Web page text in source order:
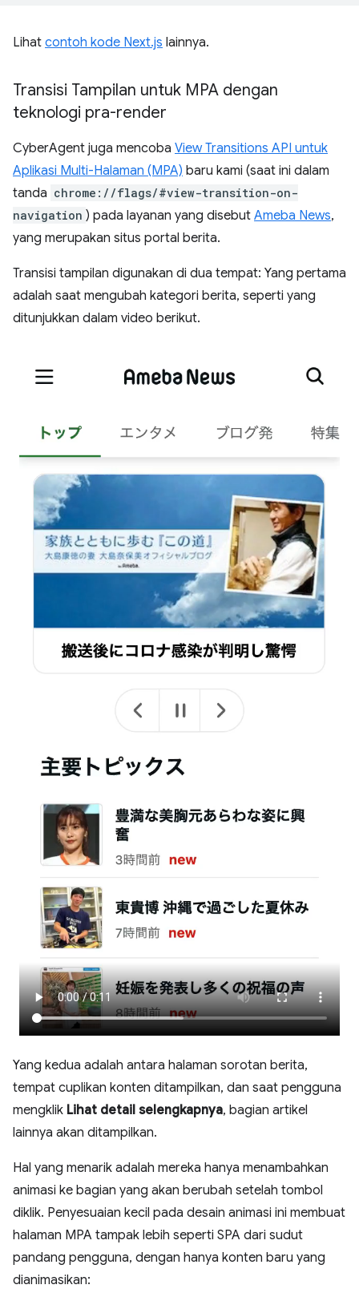
Lihat contoh kode Next.js lainnya.
Transisi Tampilan untuk MPA dengan
teknologi pra-render
CyberAgent juga mencoba View Transitions API untuk
Aplikasi Multi-Halaman (MPA) baru kami (saat ini dalam
tanda chrome://flags/#view-transition-on-
navigation ) pada layanan yang disebut Ameba News,
yang merupakan situs portal berita.
Transisi tampilan digunakan di dua tempat: Yang pertama
adalah saat mengubah kategori berita, seperti yang
ditunjukkan dalam video berikut.
Yang kedua adalah antara halaman sorotan berita,
tempat cuplikan konten ditampilkan, dan saat pengguna
mengklik Lihat detail selengkapnya, bagian artikel
lainnya akan ditampilkan.
Hal yang menarik adalah mereka hanya menambahkan
animasi ke bagian yang akan berubah setelah tombol
diklik. Penyesuaian kecil pada desain animasi ini membuat
halaman MPA tampak lebih seperti SPA dari sudut
pandang pengguna, dengan hanya konten baru yang
dianimasikan: